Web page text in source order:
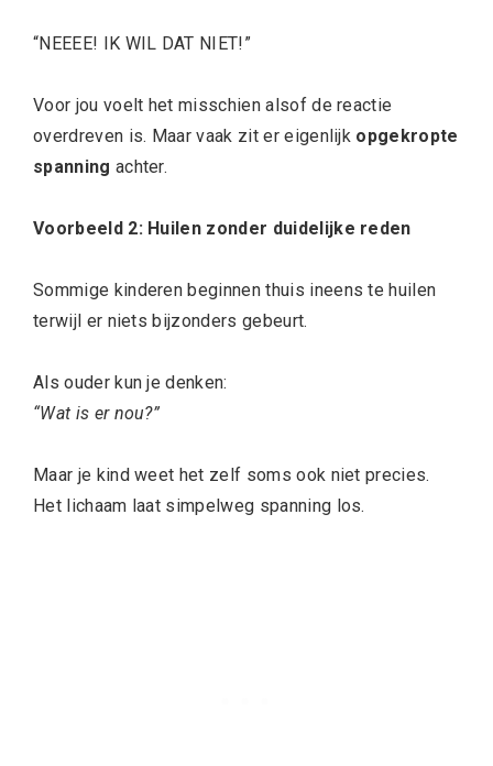
“NEEEE! IK WIL DAT NIET!”
Voor jou voelt het misschien alsof de reactie
overdreven is. Maar vaak zit er eigenlijk opgekropte
spanning achter.
Voorbeeld 2: Huilen zonder duidelijke reden
Sommige kinderen beginnen thuis ineens te huilen
terwijl er niets bijzonders gebeurt.
Als ouder kun je denken:
“Wat is er nou?”
Maar je kind weet het zelf soms ook niet precies.
Het lichaam laat simpelweg spanning los.